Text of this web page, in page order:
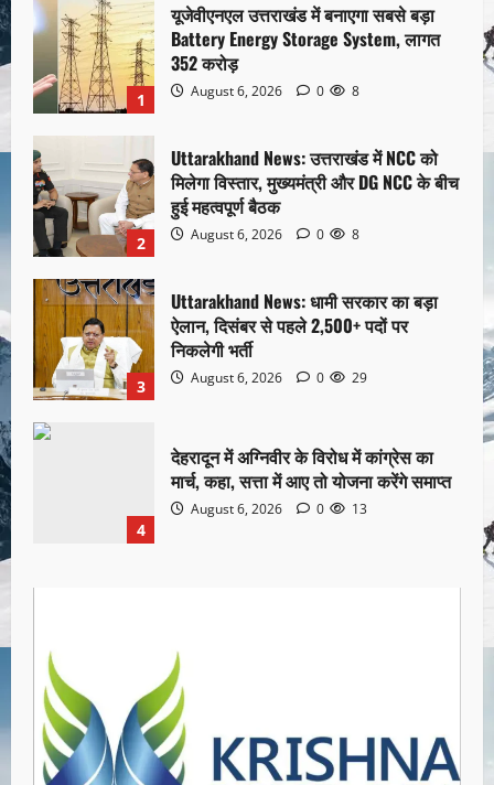
1
यूजेवीएनएल उत्तराखंड में बनाएगा सबसे बड़ा
Battery Energy Storage System, लागत
352 करोड़
August 6, 2026 0 8
2
Uttarakhand News: उत्तराखंड में NCC को
मिलेगा विस्तार, मुख्यमंत्री और DG NCC के बीच
हुई महत्वपूर्ण बैठक
August 6, 2026 0 8
3
Uttarakhand News: धामी सरकार का बड़ा
ऐलान, दिसंबर से पहले 2,500+ पदों पर
निकलेगी भर्ती
August 6, 2026 0 29
4
देहरादून में अग्निवीर के विरोध में कांग्रेस का
मार्च, कहा, सत्ता में आए तो योजना करेंगे समाप्त
August 6, 2026 0 13